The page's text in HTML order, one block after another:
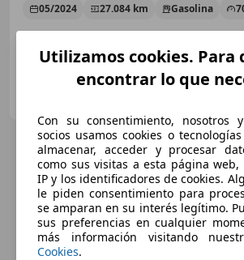
05/2024 27.084 km Gasolina
OCASIONPLUS FERROL
Utilizamos cookies. Para
encontrar lo que
Con su consentimiento, nosotros
socios usamos cookies o
almacenar, acceder y procesar
como sus visitas a esta página web,
IP y los identificadores de cookies.
le piden consentimiento para
se amparan en su interés legítimo.
sus preferencias en cualquier
más información visitando
Cookies.